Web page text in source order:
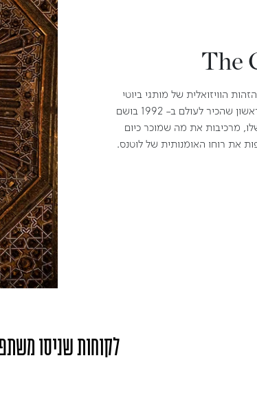
The
הוויזואלית של מותגי ביוטי
רבים, כולל דיור ושיסיידו. הוא הבשם הראשון שהכיר לעולם ב- 1992 בושם
מרכיבות את מה שמוכר כיום
את רוחו האומנותית של לוטנס.
לקוחות שניסו